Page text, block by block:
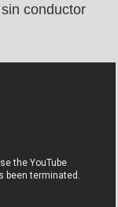
conductor